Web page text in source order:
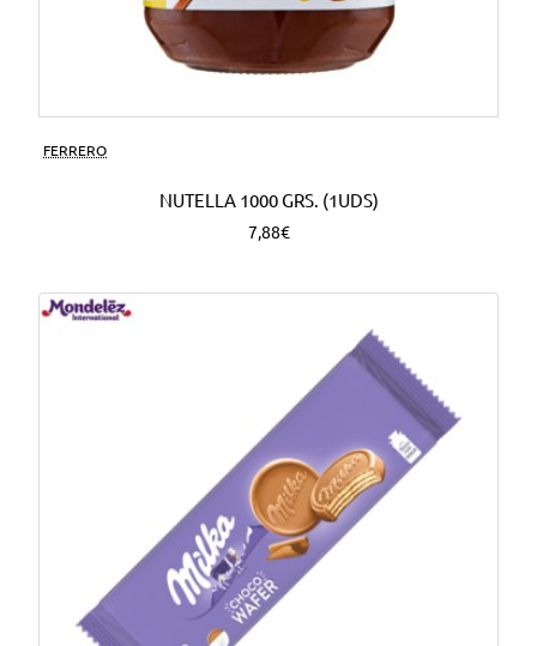
FERRERO
NUTELLA 1000 GRS. (1UDS)
7,88€